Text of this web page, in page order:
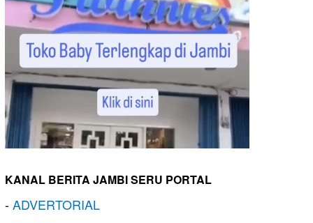
KANAL BERITA JAMBI SERU PORTAL
-ADVERTORIAL